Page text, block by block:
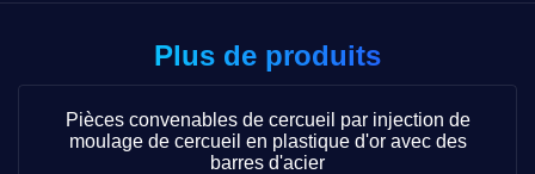
Plus de produits
Pièces convenables de cercueil par injection de
moulage de cercueil en plastique d'or avec des
barres d'acier